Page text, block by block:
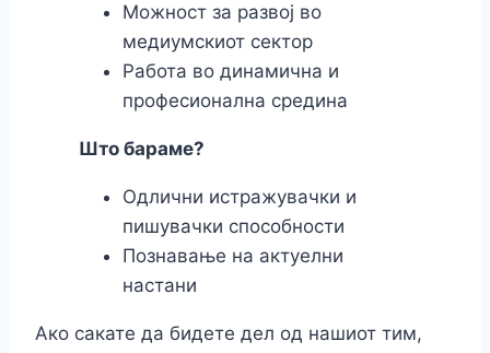
Можност за развој во
медиумскиот сектор
Работа во динамична и
професионална средина
Што бараме?
Одлични истражувачки и
пишувачки способности
Познавање на актуелни
настани
Ако сакате да бидете дел од нашиот тим,